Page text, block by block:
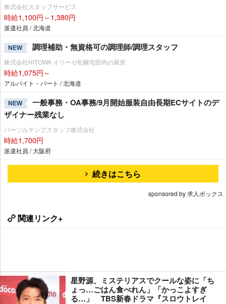
株式会社スタッフサービス
時給1,100円～1,380円
派遣社員 / 北海道
NEW 調理補助・無資格可の調理師/調理スタッフ
株式会社HITOWA イリーゼ札幌屯田内の厨房
時給1,075円～
アルバイト・パート / 北海道
NEW
一般事務・OA事務/9月開始服装自由長期ECサイトのデ
ザイナー残業なし
パーソルテンプスタッフ株式会社
時給1,700円
派遣社員 / 大阪府
続きはこちら
sponsored by 求人ボックス
関連リンク+
星野源、ミステリアスでクールな姿に「ち
ょっ…ごはん食べれん」「かっこよすぎ
る…」 TBS新春ドラマ『スロウトレイ